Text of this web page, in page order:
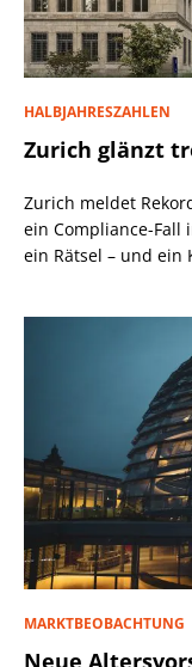
HALBJAHRESZAHLEN
Zurich glänzt
Zurich meldet
ein Compliance-Fall
ein Rätsel – und ein
MARKTBEOBACHTUNG